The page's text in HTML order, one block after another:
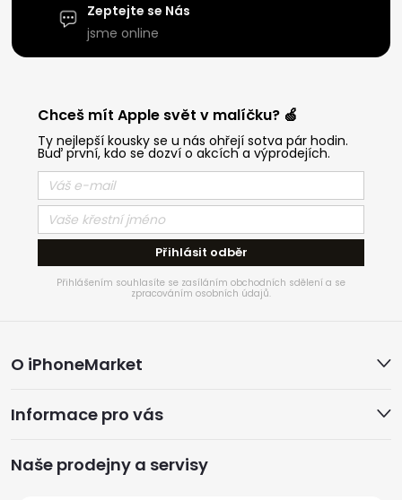
Zeptejte se Nás
jsme online
Chceš mít Apple svět v malíčku? 🍏
Ty nejlepší kousky se u nás ohřejí sotva pár hodin.
Buď první, kdo se dozví o akcích a výprodejích.
Přihlásit odběr
Přihlášením souhlasíte se zasíláním obchodních sdělení a se
zpracováním osobních údajů.
á
p
a
O iPhoneMarket
Informace pro vás
Naše prodejny a servisy